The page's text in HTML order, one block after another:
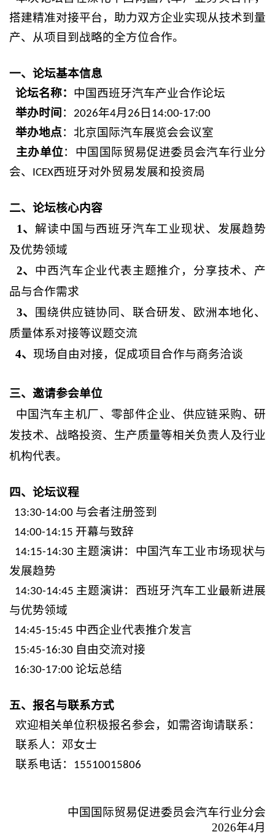
搭建精准对接平台，助力双方企业实现从技术到量
产、从项目到战略的全方位合作。
一、论坛基本信息
论坛名称： 中国西班牙汽车产业合作论坛
举办时间 ： 2026年4月 26 日 14:00-17:00
举办地点：北京国际汽车展览会会议室
主办单位：中国国际贸易促进委员会汽车行业分
会、
ICEX西班牙对外贸易发展和投资局
二、论坛核心内容
1、解读中国与西班牙汽车工业现状、发展趋势
及优势领域
2、 中西汽车企业代表主题推介，分享技术、产
品与合作需求
3、
围绕供应链协同、联合研发、欧洲本地化、
质量体系对接等议题交流
4、 现场自由对接，促成项目合作与商务洽谈
三、邀请参会单位
中国汽车主机厂、零部件企业、供应链采购、研
发技术、战略投资、生产质量等相关负责人及行业
机构代表。
四、论坛议程
13:30-14:00 与会者注册签到
14:00-14:15 开幕与致辞
14:15-14:30 主题演讲：中国汽车工业市场现状与
发展趋势
14:30-14:45 主题演讲：西班牙汽车工业最新进展
与优势领域
14:45-15:45 中西企业代表推介发言
15:45-16:30 自由交流对接
16:30-17:00 论坛总结
五、报名与联系方式
欢迎相关单位积极报名参会，如需咨询请联系：
联系人： 邓女士
联系电话：
15510015806
中国国际贸易促进委员会汽车行业分会
2026年4月